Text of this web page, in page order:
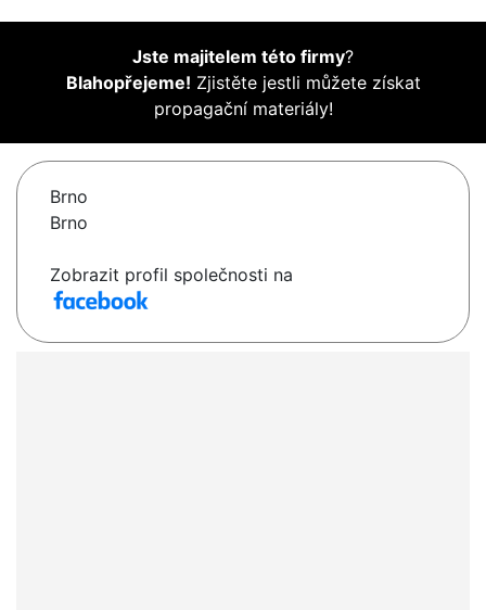
Jste majitelem této firmy?
Blahopřejeme! Zjistěte jestli můžete získat
propagační materiály!
Brno
Brno
Zobrazit profil společnosti na